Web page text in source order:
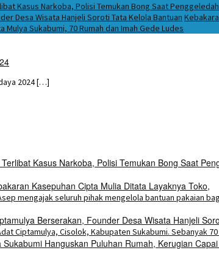
Kasus Narkoba, Polisi Temukan Bong Saat
Desa Wisata Hanjeli Soroti Tata Kelola Bantuan
Sukabumi, 70 Rumah dan Imah Gede Ludes
2024 […]
Kasus Narkoba, Polisi Temukan Bong Saat
Kasepuhan Cipta Mulia Ditata Layaknya Toko,
Berserakan, Founder Desa Wisata Hanjeli
Hanguskan Puluhan Rumah, Kerugian